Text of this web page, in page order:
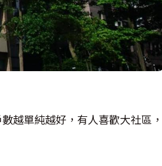
越單純越好，有人喜歡大社區，